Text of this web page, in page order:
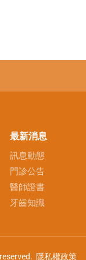
最新消息
訊息動態
門診公告
醫師證書
牙齒知識
隱私權政策